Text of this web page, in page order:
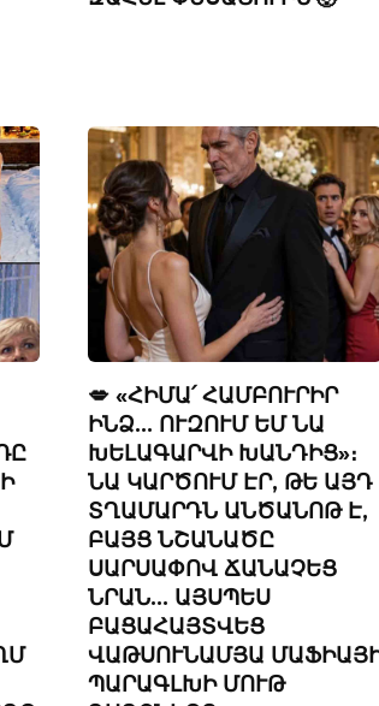
💋 «ՀԻՄԱ՛ ՀԱՄԲՈՒՐԻՐ
ԻՆՁ… ՈՒԶՈՒՄ ԵՄ ՆԱ
ԽԵԼԱԳԱՐՎԻ ԽԱՆԴԻՑ»։
ՆԱ ԿԱՐԾՈՒՄ ԷՐ, ԹԵ ԱՅԴ
ՏՂԱՄԱՐԴՆ ԱՆԾԱՆՈԹ Է,
ԲԱՅՑ ՆՇԱՆԱԾԸ
ՍԱՐՍԱՓՈՎ ՃԱՆԱՉԵՑ
ՆՐԱՆ… ԱՅՍՊԵՍ
ԲԱՑԱՀԱՅՏՎԵՑ
ՎԱԹՍՈՒՆԱՄՅԱ
ՊԱՐԱԳԼԽԻ ՄՈՒԹ